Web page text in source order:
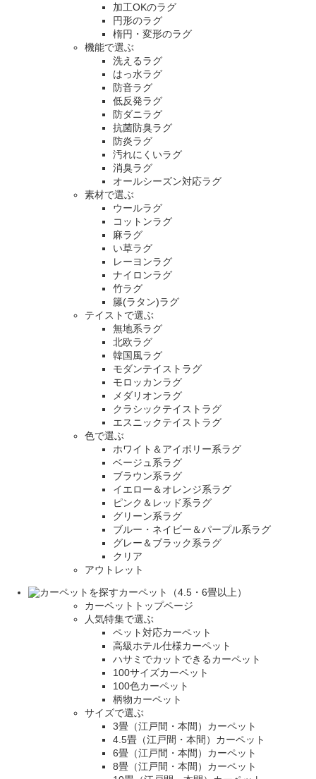
加工OKのラグ
円形のラグ
楕円・変形のラグ
機能で選ぶ
洗えるラグ
はっ水ラグ
防音ラグ
低反発ラグ
防ダニラグ
抗菌防臭ラグ
防炎ラグ
汚れにくいラグ
消臭ラグ
オールシーズン対応ラグ
素材で選ぶ
ウールラグ
コットンラグ
麻ラグ
い草ラグ
レーヨンラグ
ナイロンラグ
竹ラグ
籐(ラタン)ラグ
テイストで選ぶ
無地系ラグ
北欧ラグ
韓国風ラグ
モダンテイストラグ
モロッカンラグ
メダリオンラグ
クラシックテイストラグ
エスニックテイストラグ
色で選ぶ
ホワイト＆アイボリー系ラグ
ベージュ系ラグ
ブラウン系ラグ
イエロー＆オレンジ系ラグ
ピンク＆レッド系ラグ
グリーン系ラグ
ブルー・ネイビー＆パープル系ラグ
グレー＆ブラック系ラグ
クリア
アウトレット
カーペット（4.5・6畳以上）
カーペットトップページ
人気特集で選ぶ
ペット対応カーペット
高級ホテル仕様カーペット
ハサミでカットできるカーペット
100サイズカーペット
100色カーペット
柄物カーペット
サイズで選ぶ
3畳（江戸間・本間）カーペット
4.5畳（江戸間・本間）カーペット
6畳（江戸間・本間）カーペット
8畳（江戸間・本間）カーペット